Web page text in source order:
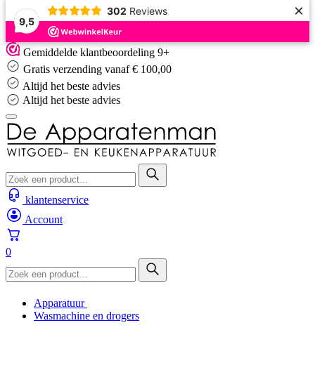
9,5
302 Reviews ×
Skip
to
content
Gemiddelde klantbeoordeling 9+
Gratis verzending vanaf € 100,00
Altijd het beste advies
Altijd het beste advies
klantenservice
Account
0
Apparatuur
Wasmachine en drogers